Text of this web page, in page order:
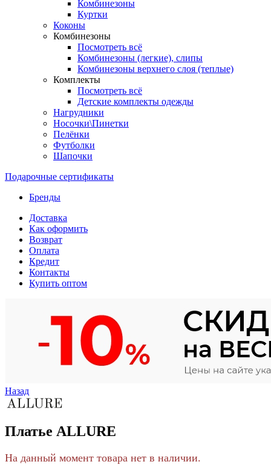
Комбинезоны
Куртки
Коконы
Комбинезоны
Посмотреть всё
Комбинезоны (легкие), слипы
Комбинезоны верхнего слоя (теплые)
Комплекты
Посмотреть всё
Детские комплекты одежды
Нагрудники
Носочки\Пинетки
Пелёнки
Футболки
Шапочки
Подарочные сертификаты
Бренды
Доставка
Как оформить
Возврат
Оплата
Кредит
Контакты
Купить оптом
Назад
Платье ALLURE
На данный момент товара нет в наличии.